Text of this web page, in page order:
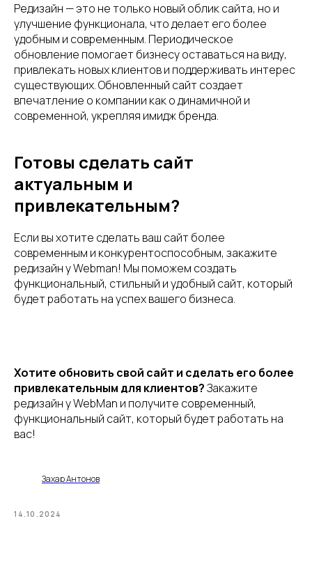
Редизайн — это не только новый облик сайта, но и
улучшение функционала, что делает его более
удобным и современным. Периодическое
обновление помогает бизнесу оставаться на виду,
привлекать новых клиентов и поддерживать интерес
существующих. Обновленный сайт создает
впечатление о компании как о динамичной и
современной, укрепляя имидж бренда.
Готовы сделать сайт
актуальным и
привлекательным?
Если вы хотите сделать ваш сайт более
современным и конкурентоспособным, закажите
редизайн у Webman! Мы поможем создать
функциональный, стильный и удобный сайт, который
будет работать на успех вашего бизнеса.
Хотите обновить свой сайт и сделать его более
привлекательным для клиентов?Закажите
редизайн у WebMan и получите современный,
функциональный сайт, который будет работать на
вас!
Захар Антонов
14.10.2024